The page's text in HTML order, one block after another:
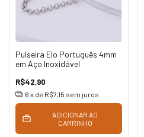
Pulseira Elo Português 4mm
em Aço Inoxidável
R$42,90
6 x de R$7,15 sem juros
ADICIONAR AO
CARRINHO